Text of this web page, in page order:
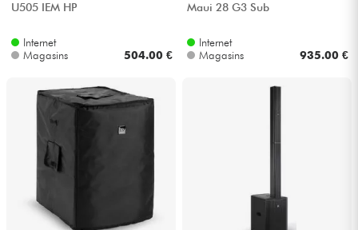
U505 IEM HP
Internet
Magasins
504.00 €
Maui 28 G3 Sub
Internet
Magasins
935.00 €